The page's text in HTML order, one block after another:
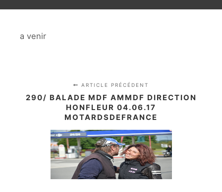
a venir
ARTICLE PRÉCÉDENT
290/ BALADE MDF AMMDF DIRECTION
HONFLEUR 04.06.17
MOTARDSDEFRANCE